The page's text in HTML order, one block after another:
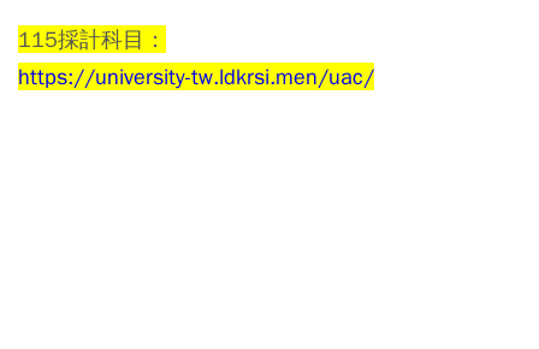
115採計科目：
https://university-tw.ldkrsi.men/uac/